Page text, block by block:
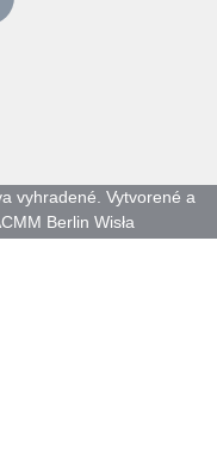
vyhradené. Vytvorené a
Berlin Wisła